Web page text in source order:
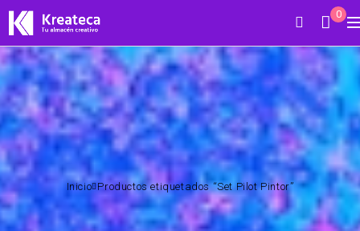
0
Inicio Productos etiquetados “Set Pilot Pintor”